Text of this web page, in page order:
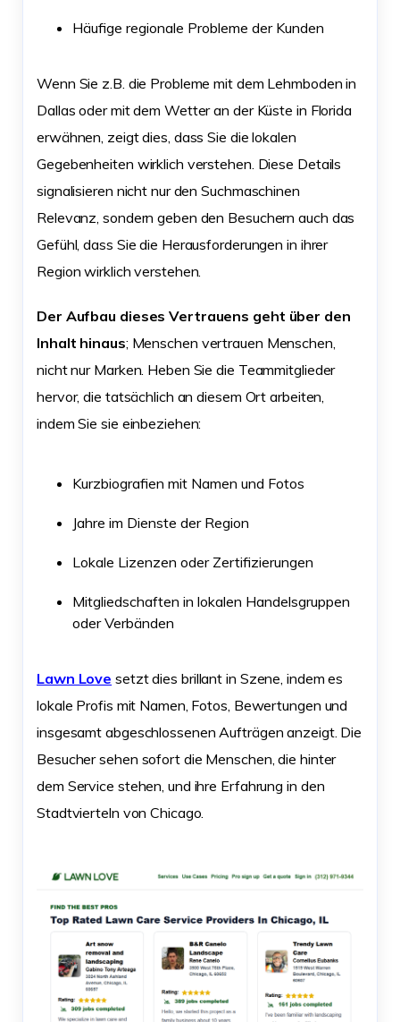
Häufige regionale Probleme der Kunden
Wenn Sie z.B. die Probleme mit dem Lehmboden in
Dallas oder mit dem Wetter an der Küste in Florida
erwähnen, zeigt dies, dass Sie die lokalen
Gegebenheiten wirklich verstehen. Diese Details
signalisieren nicht nur den Suchmaschinen
Relevanz, sondern geben den Besuchern auch das
Gefühl, dass Sie die Herausforderungen in ihrer
Region wirklich verstehen.
Der Aufbau dieses Vertrauens geht über den
Inhalt hinaus; Menschen vertrauen Menschen,
nicht nur Marken. Heben Sie die Teammitglieder
hervor, die tatsächlich an diesem Ort arbeiten,
indem Sie sie einbeziehen:
Kurzbiografien mit Namen und Fotos
Jahre im Dienste der Region
Lokale Lizenzen oder Zertifizierungen
Mitgliedschaften in lokalen Handelsgruppen
oder Verbänden
Lawn Love setzt dies brillant in Szene, indem es
lokale Profis mit Namen, Fotos, Bewertungen und
insgesamt abgeschlossenen Aufträgen anzeigt. Die
Besucher sehen sofort die Menschen, die hinter
dem Service stehen, und ihre Erfahrung in den
Stadtvierteln von Chicago.